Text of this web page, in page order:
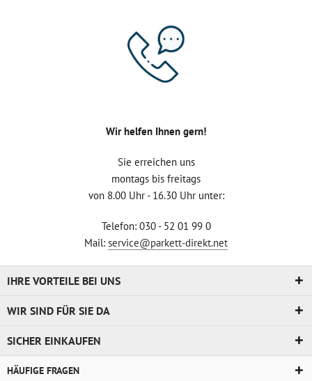
Wir helfen Ihnen gern!
Sie erreichen uns
montags bis freitags
von 8.00 Uhr - 16.30 Uhr unter:
Telefon: 030 - 52 01 99 0
Mail: service@parkett-direkt.net
IHRE VORTEILE BEI UNS
WIR SIND FÜR SIE DA
SICHER EINKAUFEN
HÄUFIGE FRAGEN